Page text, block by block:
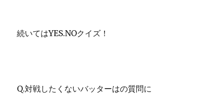
続いてはYES.NOクイズ！
Q.対戦したくないバッターはの質問に